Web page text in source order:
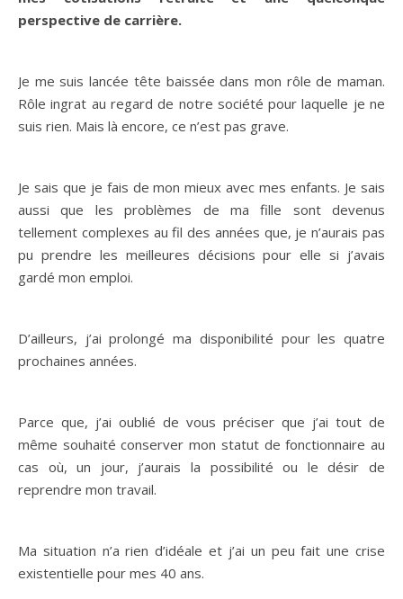
perspective de carrière.
Je me suis lancée tête baissée dans mon rôle de maman.
Rôle ingrat au regard de notre société pour laquelle je ne
suis rien. Mais là encore, ce n’est pas grave.
Je sais que je fais de mon mieux avec mes enfants. Je sais
aussi que les problèmes de ma fille sont devenus
tellement complexes au fil des années que, je n’aurais pas
pu prendre les meilleures décisions pour elle si j’avais
gardé mon emploi.
D’ailleurs, j’ai prolongé ma disponibilité pour les quatre
prochaines années.
Parce que, j’ai oublié de vous préciser que j’ai tout de
même souhaité conserver mon statut de fonctionnaire au
cas où, un jour, j’aurais la possibilité ou le désir de
reprendre mon travail.
Ma situation n’a rien d’idéale et j’ai un peu fait une crise
existentielle pour mes 40 ans.